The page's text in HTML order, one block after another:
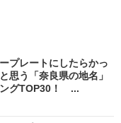
プレートにしたらかっ
思う「奈良県の地名」
グTOP30！ ...